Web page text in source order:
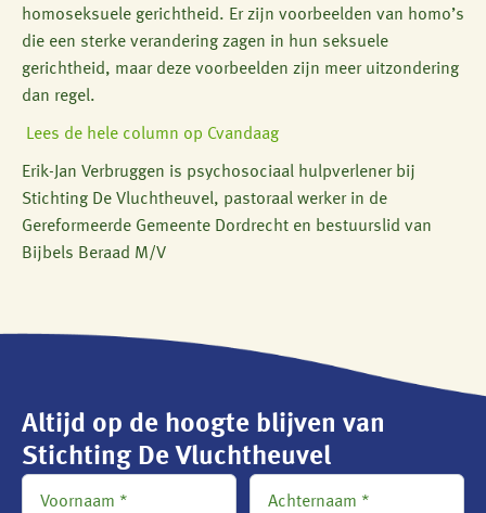
homoseksuele gerichtheid. Er zijn voorbeelden van homo’s
die een sterke verandering zagen in hun seksuele
gerichtheid, maar deze voorbeelden zijn meer uitzondering
dan regel.
Lees de hele column op Cvandaag
Erik-Jan Verbruggen is psychosociaal hulpverlener bij
Stichting De Vluchtheuvel, pastoraal werker in de
Gereformeerde Gemeente Dordrecht en bestuurslid van
Bijbels Beraad M/V
Altijd op de hoogte blijven van
Stichting De Vluchtheuvel